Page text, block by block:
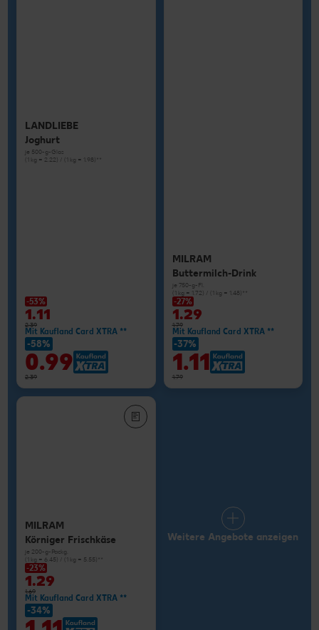
LANDLIEBE
Joghurt
je 500-g-Glas
(1 kg = 2.22) / (1 kg = 1.98)**
-53%
1.11
2.39
Mit Kaufland Card XTRA **
-58%
0.99
2.39
MILRAM
Buttermilch-Drink
je 750-g-Fl.
(1 kg = 1.72) / (1 kg = 1.48)**
-27%
1.29
1.79
Mit Kaufland Card XTRA **
-37%
1.11
1.79
MILRAM
Körniger Frischkäse
je 200-g-Packg.
(1 kg = 6.45) / (1 kg = 5.55)**
-23%
1.29
1.69
Mit Kaufland Card XTRA **
-34%
Weitere Angebote anzeigen